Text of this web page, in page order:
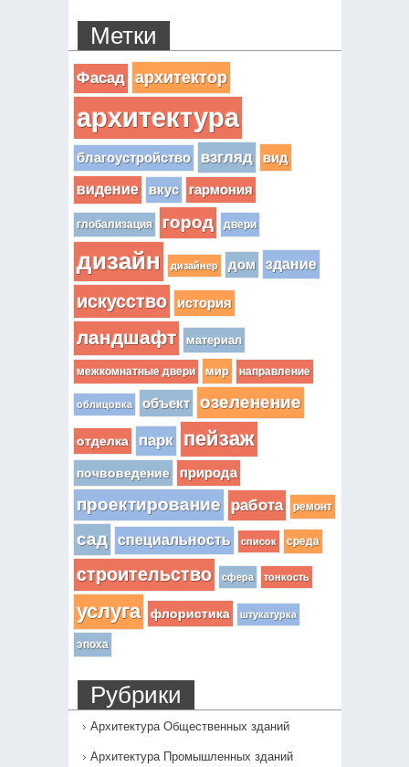
Метки
Фасад архитектор
архитектура
благоустройство взгляд вид
видение вкус гармония
глобализация город двери
дизайн дизайнер дом здание
искусство история
ландшафт материал
межкомнатные двери мир направление
облицовка объект озеленение
отделка парк пейзаж
почвоведение природа
проектирование работа ремонт
сад специальность список среда
строительство сфера тонкость
услуга флористика штукатурка
эпоха
Рубрики
Архитектура Общественных зданий
Архитектура Промышленных зданий